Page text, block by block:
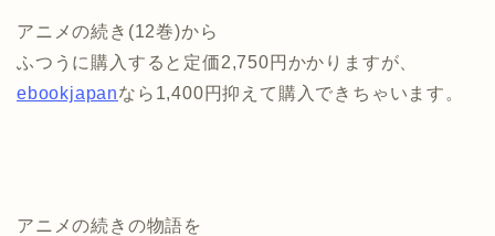
アニメの続き(12巻)から
ふつうに購入すると定価2,750円かかりますが、
ebookjapanなら1,400円抑えて購入できちゃいます。
アニメの続きの物語を